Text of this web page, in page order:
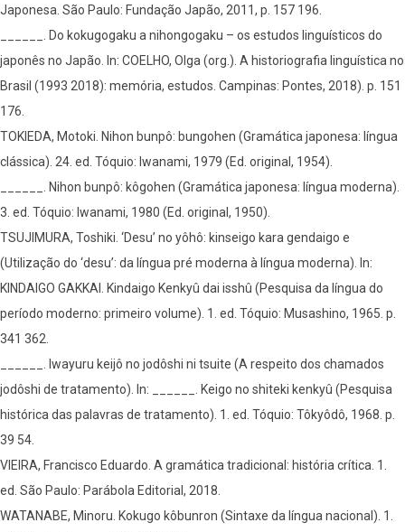
Japonesa. São Paulo: Fundação Japão, 2011, p. 157 196.
______. Do kokugogaku a nihongogaku – os estudos linguísticos do
japonês no Japão. In: COELHO, Olga (org.). A historiografia linguística no
Brasil (1993 2018): memória, estudos. Campinas: Pontes, 2018). p. 151
176.
TOKIEDA, Motoki. Nihon bunpô: bungohen (Gramática japonesa: língua
clássica). 24. ed. Tóquio: Iwanami, 1979 (Ed. original, 1954).
______. Nihon bunpô: kôgohen (Gramática japonesa: língua moderna).
3. ed. Tóquio: Iwanami, 1980 (Ed. original, 1950).
TSUJIMURA, Toshiki. ‘Desu’ no yôhô: kinseigo kara gendaigo e
(Utilização do ‘desu’: da língua pré moderna à língua moderna). In:
KINDAIGO GAKKAI. Kindaigo Kenkyû dai isshû (Pesquisa da língua do
período moderno: primeiro volume). 1. ed. Tóquio: Musashino, 1965. p.
341 362.
______. Iwayuru keijô no jodôshi ni tsuite (A respeito dos chamados
jodôshi de tratamento). In: ______. Keigo no shiteki kenkyû (Pesquisa
histórica das palavras de tratamento). 1. ed. Tóquio: Tôkyôdô, 1968. p.
39 54.
VIEIRA, Francisco Eduardo. A gramática tradicional: história crítica. 1.
ed. São Paulo: Parábola Editorial, 2018.
WATANABE, Minoru. Kokugo kôbunron (Sintaxe da língua nacional). 1.